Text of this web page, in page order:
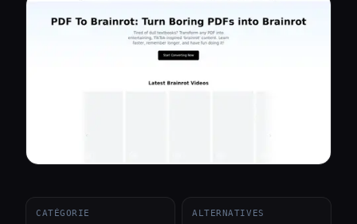
CATÉGORIE ALTERNATIVES